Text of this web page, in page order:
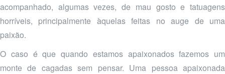
acompanhado, algumas vezes, de mau gosto e tatuagens
horríveis, principalmente àquelas feitas no auge de uma
paixão.
O caso é que quando estamos apaixonados fazemos um
monte de cagadas sem pensar. Uma pessoa apaixonada